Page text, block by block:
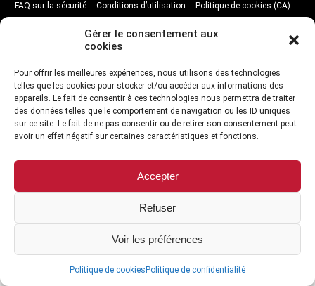
Gérer le consentement aux
cookies
Pour offrir les meilleures expériences, nous utilisons des technologies
telles que les cookies pour stocker et/ou accéder aux informations des
appareils. Le fait de consentir à ces technologies nous permettra de traiter
des données telles que le comportement de navigation ou les ID uniques
sur ce site. Le fait de ne pas consentir ou de retirer son consentement peut
avoir un effet négatif sur certaines caractéristiques et fonctions.
Accepter
Refuser
Voir les préférences
Politique de cookies Politique de confidentialité
FAQ sur la sécurité Conditions d’utilisation Politique de cookies (CA)
Politique anti-pourriel Politique d’utilisation acceptable
Conformité au RGPD Accessibilité
TO HEAR FROM US
Copyrights © 2019 all rights reserved